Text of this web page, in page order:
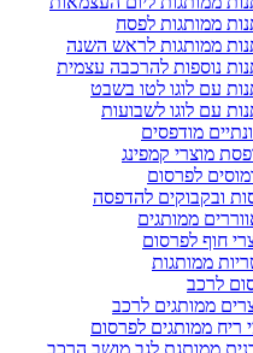
ממותגות לפסח
ממותגות לראש השנה
נוספות להרכבה עצמית
עם לוגו לטו בשבט
עם לוגו לשבועות
מודפסים
מוצרי קמפינג
לפרסום
ובקבוקים להדפסה
ממותגים
חוף לפרסום
ממותגות
לרכב
ממותגים לרכב
ריח ממותגים לפרסום
ממותגת לגב מושב הרכב